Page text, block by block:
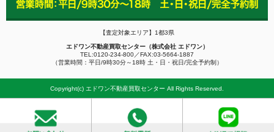
【査定対象エリア】1都3県
エドワン不動産買取センター（株式会社 エドワン）
TEL:0120-234-800／FAX:03-5664-1887
（営業時間：平日/9時30分～18時 土・日・祝日/完全予約制）
Copyright(c) エドワン不動産買取センター All Rights Reserved.